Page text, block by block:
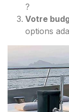
?
Votre
options